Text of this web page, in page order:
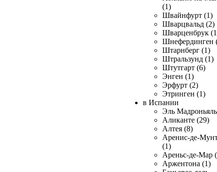
(1)
Швайнфурт (1)
Шварцвальд (2)
Шварценбрук
Шнефердинген
Штарнберг (1)
Штральзунд (1)
Штутгарт (6)
Энген (1)
Эрфурт (2)
Этринген (1)
в Испании
Эль
Аликанте (29)
Алтея (8)
Аренис-де-
(1)
Ареньс-де-Мар
Аржентона (1)